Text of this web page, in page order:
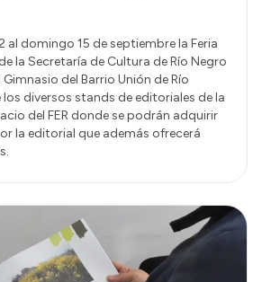
al domingo 15 de septiembre la Feria
la Secretaría de Cultura de Río Negro
del Barrio Unión de Río
diversos stands de editoriales de la
del FER donde se podrán adquirir
la editorial que además ofrecerá